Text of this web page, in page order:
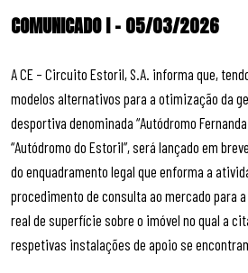
COMUNICADO I – 05/03/2026
A CE – Circuito Estoril, S.A. informa que,
modelos alternativos para a otimização da
desportiva denominada “Autódromo
“Autódromo do Estoril”, será lançado em
do enquadramento legal que enforma a
procedimento de consulta ao mercado para
real de superfície sobre o imóvel no qual a
respetivas instalações de apoio se